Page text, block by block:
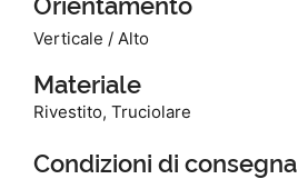
Verticale / Alto
Materiale
Rivestito, Truciolare
Condizioni di consegna